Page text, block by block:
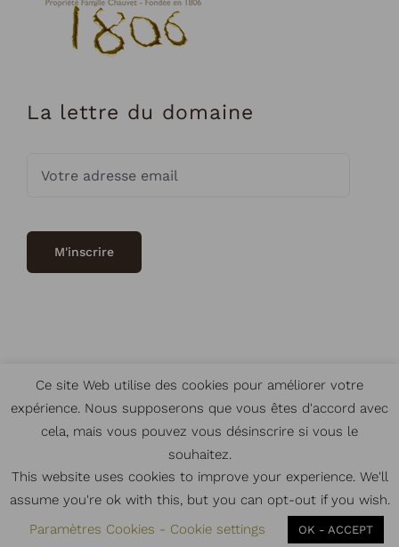
La lettre du domaine
© Copyright CGV Mentions légales
Instagram
Ce site Web utilise des cookies pour améliorer votre
expérience. Nous supposerons que vous êtes d'accord avec
cela, mais vous pouvez vous désinscrire si vous le
souhaitez.
This website uses cookies to improve your experience. We'll
assume you're ok with this, but you can opt-out if you wish.
Paramètres Cookies - Cookie settings
OK - ACCEPT